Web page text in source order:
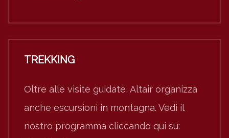
TREKKING
Oltre alle visite guidate, Altair organizza
anche escursioni in montagna. Vedi il
nostro programma cliccando qui su: